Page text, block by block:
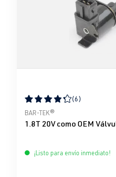
Calificación promedio de
(6)
BAR-TEK®
1.8T 20V como OEM
¡Listo para envío inmediato!